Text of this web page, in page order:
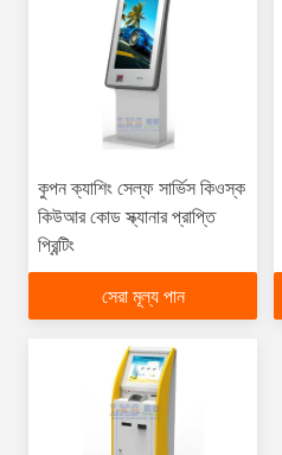
কুপন ক্যাশিং সেল্ফ সার্ভিস কিওস্ক
কিউআর কোড স্ক্যানার প্রাপ্তি
প্রিন্টিং
সেরা মূল্য পান